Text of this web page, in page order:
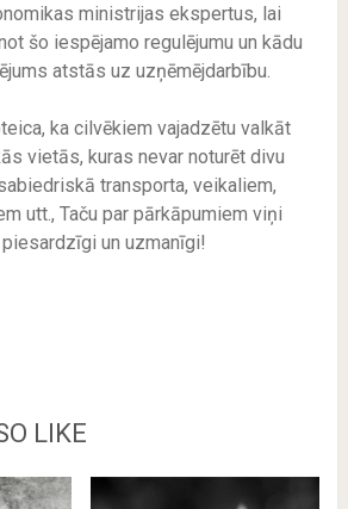
ministrijas ekspertus, lai
šo iespējamo regulējumu un kādu
atstās uz uzņēmējdarbību.
ka cilvēkiem vajadzētu valkāt
vietās, kuras nevar noturēt divu
transporta, veikaliem,
utt., Taču par pārkāpumiem viņi
un uzmanīgi!
LIKE